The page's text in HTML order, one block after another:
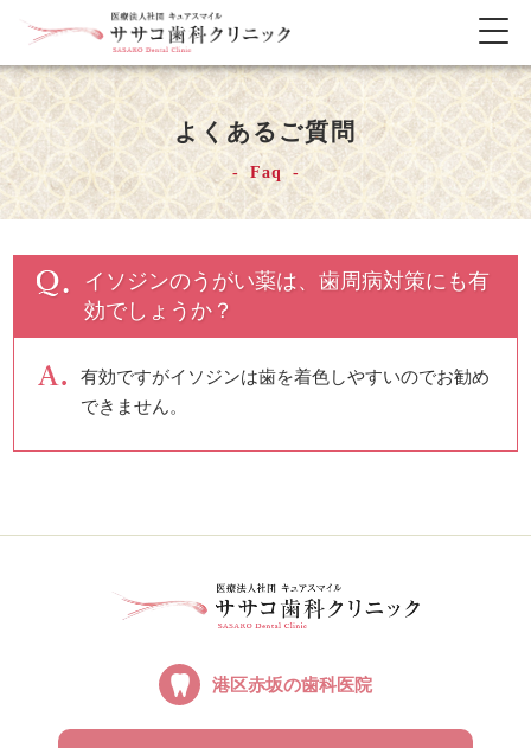
メ
ュ
ー
の
開
閉
よくあるご質問
Faq
イソジンのうがい薬は、歯周病対策にも有
効でしょうか？
有効ですがイソジンは歯を着色しやすいのでお勧め
できません。
港区赤坂の歯科医院